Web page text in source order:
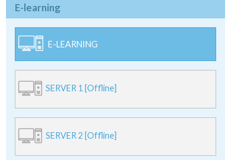
E-learning
E-LEARNING
SERVER 1 [Offline]
SERVER 2 [Offline]